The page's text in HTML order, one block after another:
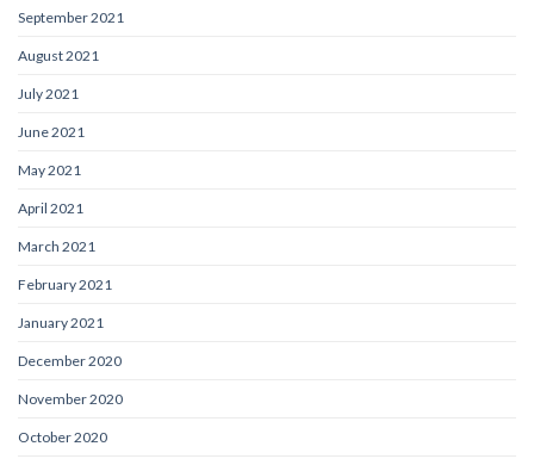
September 2021
August 2021
July 2021
June 2021
May 2021
April 2021
March 2021
February 2021
January 2021
December 2020
November 2020
October 2020